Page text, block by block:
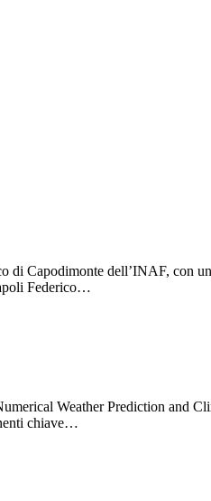
Capodimonte dell’INAF, con
Federico…
Weather Prediction and
chiave…